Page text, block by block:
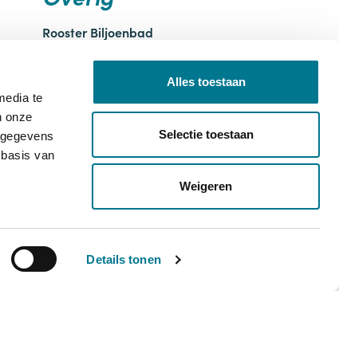
te
onze
van
Details tonen
Alles toestaan
Selectie toestaan
Weigeren
Rooster Biljoenbad
Vacatures
Over ons
Klachtenformulier